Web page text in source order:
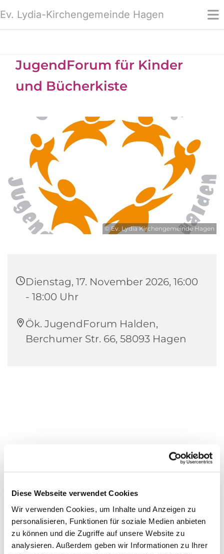
Diese Webseite verwendet Cookies
Wir verwenden Cookies, um Inhalte und Anzeigen zu
personalisieren, Funktionen für soziale Medien anbieten
zu können und die Zugriffe auf unsere Website zu
analysieren. Außerdem geben wir Informationen zu Ihrer
Ev. Lydia-Kirchengemeinde Hagen
JugendForum für Kinder
und Bücherkiste
© Ev. Lydia Kirchengemeinde Hagen
Dienstag, 17. November 2026, 16:00
- 18:00 Uhr
Ök. JugendForum Halden,
Berchumer Str. 66, 58093 Hagen